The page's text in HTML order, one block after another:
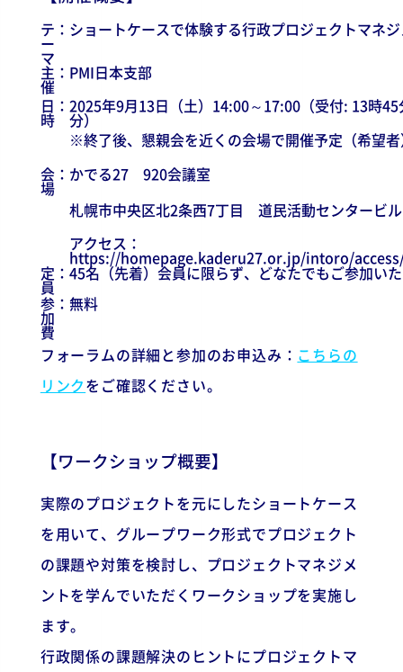
テ
ー
マ
： ショートケースで体験する行政プロジェクトマネ
主
催
： PMI日本支部
日
時
： 2025年9月13日（土）14:00～17:00（受付: 13時
分）
※終了後、懇親会を近くの会場で開催予定（希望
会
場
： かでる27 920会議室
札幌市中央区北2条西7丁目 道民活動センタービル
アクセス：
https://homepage.kaderu27.or.jp/intoro/
定
員
： 45名（先着）会員に限らず、どなたでもご参加い
参
加
費
： 無料
フォーラムの詳細と参加のお申込み： こちらの
リンクをご確認ください。
【ワークショップ概要】
実際のプロジェクトを元にしたショートケース
を用いて、グループワーク形式でプロジェクト
の課題や対策を検討し、プロジェクトマネジメ
ントを学んでいただくワークショップを実施し
ます。
行政関係の課題解決のヒントにプロジェクトマ